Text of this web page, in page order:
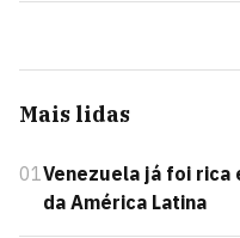
Mais lidas
01Venezuela já foi rica
da América Latina